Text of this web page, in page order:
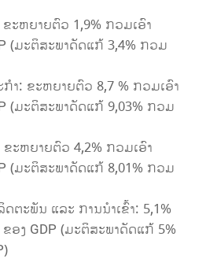
ະຫຍາຍຕົວ 1,9% ກວມເອົາ
(ມະຕິສະພາດັດແກ້ 3,4% ກວມ
າ: ຂະຫຍາຍຕົວ 8,7 % ກວມເອົາ
(ມະຕິສະພາດັດແກ້ 9,03% ກວມ
ະຫຍາຍຕົວ 4,2% ກວມເອົາ
(ມະຕິສະພາດັດແກ້ 8,01% ກວມ
ຕະພັນ ແລະ ການນໍາເຂົ້າ: 5,1%
ຂອງ GDP (ມະຕິສະພາດັດແກ້ 5%